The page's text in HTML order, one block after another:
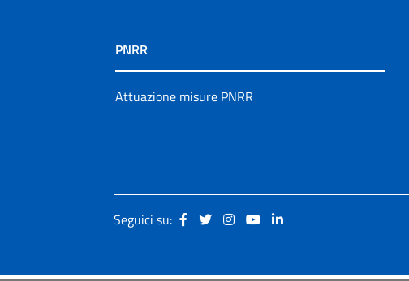
PNRR
Attuazione misure PNRR
Seguici su: